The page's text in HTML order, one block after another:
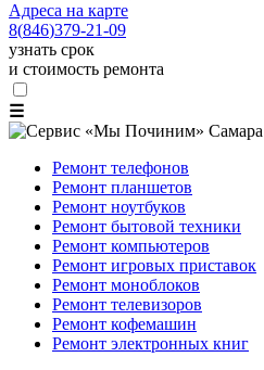
Адреса на карте
8(846)379-21-09
узнать срок
и стоимость ремонта
☰
Ремонт телефонов
Ремонт планшетов
Ремонт ноутбуков
Ремонт бытовой техники
Ремонт компьютеров
Ремонт игровых приставок
Ремонт моноблоков
Ремонт телевизоров
Ремонт кофемашин
Ремонт электронных книг